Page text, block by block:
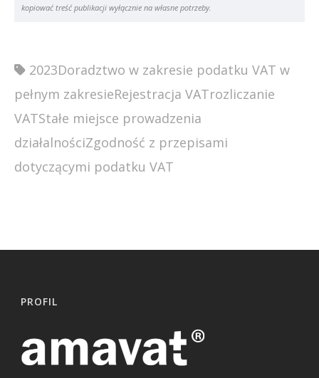
kopiować treść publikacji wyłącznie na własne potrzeby.
2023Doradztwo w zakresie podatku VAT w
pełnym zakresieRejestracja VATrozliczanie
VATStałe miejsce prowadzenia
działalnościZgodność z przepisami
dotyczącymi podatku VAT
PROFIL